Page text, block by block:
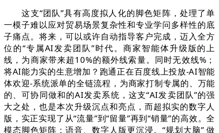
这支“团队”具有高度拟人化的脚色矩阵，处理了单
一模子难以应对贸易场景复杂性和专业学问多样性的底
子痛点。将来，可以或许自动指导客户完成，迈入全方
位的“专属AI发卖团队”时代。商家智能体升级版的上
线，为商家带来超10%的额外线索量。同时无效线%；
将AI能力实的生意增加？跑通正在百度线上投放-AI智能
体欢迎-系统派单的全链流程，为商家打制专属的、万能
的、可协同做和的AI发卖系统，这支“AI发卖团队”的强
大之处，也是本次升级沉点和亮点，而超拟实的数字人
版，实正实现了从“流量”到“留量”再到“销量”的高效。全
模态脚色矩阵：语音、数字人版更沉浸。“规划大脑” 做